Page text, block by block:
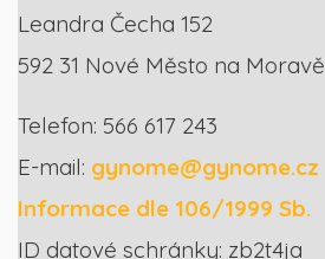
Leandra Čecha 152
592 31 Nové Město na Moravě
Telefon: 566 617 243
E-mail: gynome@gynome.cz
Informace dle 106/1999 Sb.
ID datové schránky: zb2t4ja